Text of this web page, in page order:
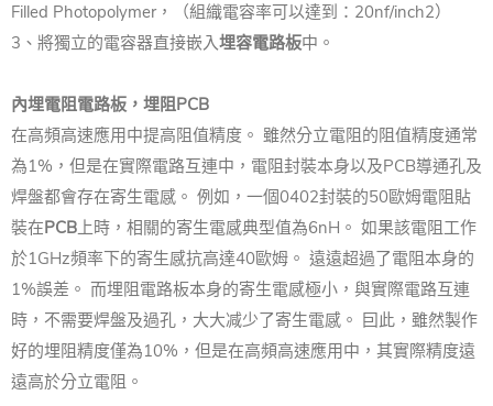
Filled Photopolymer，（組織電容率可以達到：20nf/inch2）
3、將獨立的電容器直接嵌入埋容電路板中。
內埋電阻電路板，埋阻PCB
在高頻高速應用中提高阻值精度。 雖然分立電阻的阻值精度通常
為1%，但是在實際電路互連中，電阻封裝本身以及PCB導通孔及
焊盤都會存在寄生電感。 例如，一個0402封裝的50歐姆電阻貼
裝在PCB上時，相關的寄生電感典型值為6nH。 如果該電阻工作
於1GHz頻率下的寄生感抗高達40歐姆。 遠遠超過了電阻本身的
1%誤差。 而埋阻電路板本身的寄生電感極小，與實際電路互連
時，不需要焊盤及過孔，大大减少了寄生電感。 囙此，雖然製作
好的埋阻精度僅為10%，但是在高頻高速應用中，其實際精度遠
遠高於分立電阻。